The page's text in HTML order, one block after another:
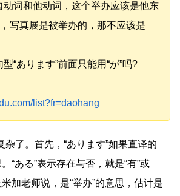
动词和他动词，这个举办应该是他东
写真展是被举办的，那不应该是
“あります”前面只能用“が”吗?
list?fr=daohang
了。首先，“あります”如果直译的
“ある”表示存在与否，就是“有”或
加老师说，是“举办”的意思，估计是